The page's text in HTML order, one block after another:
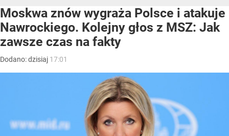
Moskwa znów wygraża Polsce i atakuje
Nawrockiego. Kolejny głos z MSZ: Jak
zawsze czas na fakty
Dodano:dzisiaj 17:01